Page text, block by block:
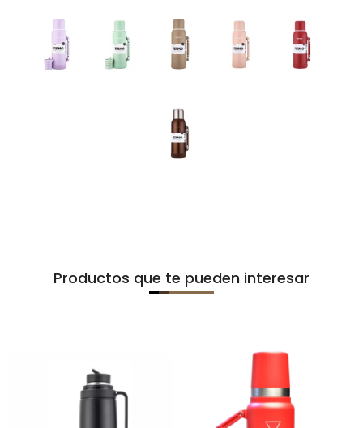
Productos que te pueden interesar